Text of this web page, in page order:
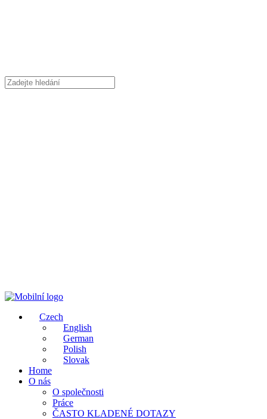
Czech
English
German
Polish
Slovak
Home
O nás
O společnosti
Práce
ČASTO KLADENÉ DOTAZY